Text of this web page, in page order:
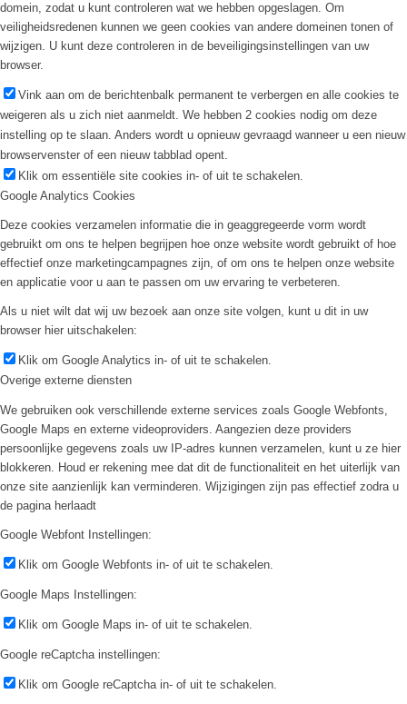
domein, zodat u kunt controleren wat we hebben opgeslagen. Om
veiligheidsredenen kunnen we geen cookies van andere domeinen tonen of
wijzigen. U kunt deze controleren in de beveiligingsinstellingen van uw
browser.
Vink aan om de berichtenbalk permanent te verbergen en alle cookies te
weigeren als u zich niet aanmeldt. We hebben 2 cookies nodig om deze
instelling op te slaan. Anders wordt u opnieuw gevraagd wanneer u een nieuw
browservenster of een nieuw tabblad opent.
Klik om essentiële site cookies in- of uit te schakelen.
Google Analytics Cookies
Deze cookies verzamelen informatie die in geaggregeerde vorm wordt
gebruikt om ons te helpen begrijpen hoe onze website wordt gebruikt of hoe
effectief onze marketingcampagnes zijn, of om ons te helpen onze website
en applicatie voor u aan te passen om uw ervaring te verbeteren.
Als u niet wilt dat wij uw bezoek aan onze site volgen, kunt u dit in uw
browser hier uitschakelen:
Klik om Google Analytics in- of uit te schakelen.
Overige externe diensten
We gebruiken ook verschillende externe services zoals Google Webfonts,
Google Maps en externe videoproviders. Aangezien deze providers
persoonlijke gegevens zoals uw IP-adres kunnen verzamelen, kunt u ze hier
blokkeren. Houd er rekening mee dat dit de functionaliteit en het uiterlijk van
onze site aanzienlijk kan verminderen. Wijzigingen zijn pas effectief zodra u
de pagina herlaadt
Google Webfont Instellingen:
Klik om Google Webfonts in- of uit te schakelen.
Google Maps Instellingen:
Klik om Google Maps in- of uit te schakelen.
Google reCaptcha instellingen:
Klik om Google reCaptcha in- of uit te schakelen.